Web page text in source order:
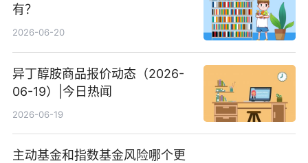
有？
2026-06-20
异丁醇胺商品报价动态（2026-
06-19）|今日热闻
2026-06-19
主动基金和指数基金风险哪个更